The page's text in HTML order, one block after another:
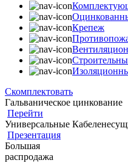
Крепеж
Скомплектовать
Гальваническое цинкование
Перейти
Универсальные
Презентация
Большая
распродажа